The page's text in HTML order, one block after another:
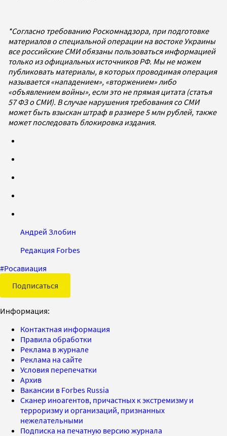
*Согласно требованию Роскомнадзора, при подготовке
материалов о специальной операции на востоке Украины
все российские СМИ обязаны пользоваться информацией
только из официальных источников РФ. Мы не можем
публиковать материалы, в которых проводимая операция
называется «нападением», «вторжением» либо
«объявлением войны», если это не прямая цитата (статья
57 ФЗ о СМИ). В случае нарушения требования со СМИ
может быть взыскан штраф в размере 5 млн рублей, также
может последовать блокировка издания.
Андрей Злобин
Редакция Forbes
#Росавиация
Подписаться
Информация:
Контактная информация
Правила обработки
Реклама в журнале
Реклама на сайте
Условия перепечатки
Архив
Вакансии в Forbes Russia
Сканер иноагентов, причастных к экстремизму и
терроризму и организаций, признанных
нежелательными
Подписка на печатную версию журнала